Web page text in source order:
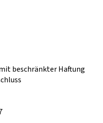
beschränkter Haftung